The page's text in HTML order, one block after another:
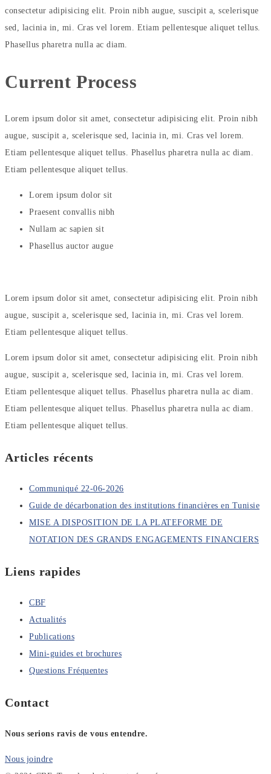
consectetur adipisicing elit. Proin nibh augue, suscipit a, scelerisque
sed, lacinia in, mi. Cras vel lorem. Etiam pellentesque aliquet tellus.
Phasellus pharetra nulla ac diam.
Current Process
Lorem ipsum dolor sit amet, consectetur adipisicing elit. Proin nibh
augue, suscipit a, scelerisque sed, lacinia in, mi. Cras vel lorem.
Etiam pellentesque aliquet tellus. Phasellus pharetra nulla ac diam.
Etiam pellentesque aliquet tellus.
Lorem ipsum dolor sit
Praesent convallis nibh
Nullam ac sapien sit
Phasellus auctor augue
Lorem ipsum dolor sit amet, consectetur adipisicing elit. Proin nibh
augue, suscipit a, scelerisque sed, lacinia in, mi. Cras vel lorem.
Etiam pellentesque aliquet tellus.
Lorem ipsum dolor sit amet, consectetur adipisicing elit. Proin nibh
augue, suscipit a, scelerisque sed, lacinia in, mi. Cras vel lorem.
Etiam pellentesque aliquet tellus. Phasellus pharetra nulla ac diam.
Etiam pellentesque aliquet tellus. Phasellus pharetra nulla ac diam.
Etiam pellentesque aliquet tellus.
Articles récents
Communiqué 22-06-2026
Guide de décarbonation des institutions financières en Tunisie
MISE A DISPOSITION DE LA PLATEFORME DE
NOTATION DES GRANDS ENGAGEMENTS FINANCIERS
Liens rapides
CBF
Actualités
Publications
Mini-guides et brochures
Questions Fréquentes
Contact
Nous serions ravis de vous entendre.
Nous joindre